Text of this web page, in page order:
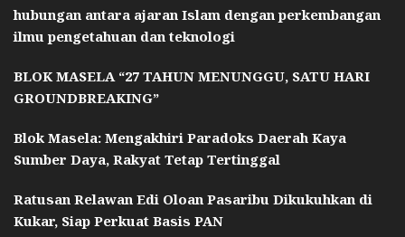
hubungan antara ajaran Islam dengan perkembangan
ilmu pengetahuan dan teknologi
BLOK MASELA “27 TAHUN MENUNGGU, SATU HARI
GROUNDBREAKING”
Blok Masela: Mengakhiri Paradoks Daerah Kaya
Sumber Daya, Rakyat Tetap Tertinggal
Ratusan Relawan Edi Oloan Pasaribu Dikukuhkan di
Kukar, Siap Perkuat Basis PAN